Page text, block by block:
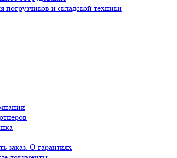
погрузчиков и складской техники
заказ. О гарантиях